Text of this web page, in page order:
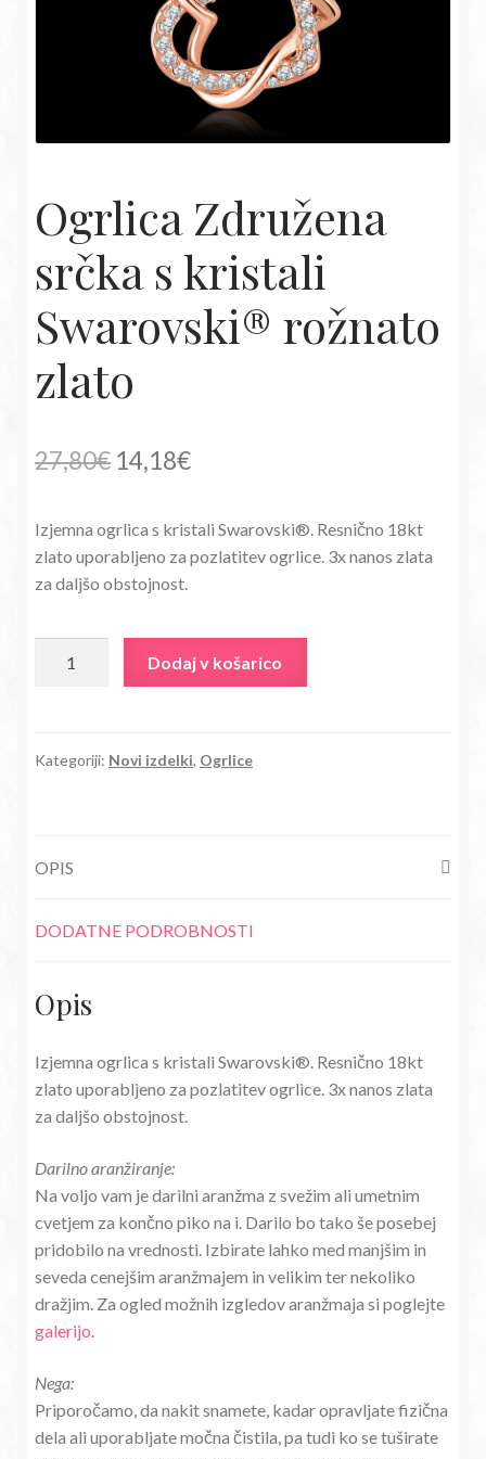
Ogrlica Združena
srčka s kristali
Swarovski® rožnato
zlato
27,80€ Izvirna
je
bila:
14,18€Trenutna
je:
14,18€.
Izjemna ogrlica s kristali Swarovski®. Resnično 18kt
zlato uporabljeno za pozlatitev ogrlice. 3x nanos zlata
za daljšo obstojnost.
kristali
količina
Dodaj v košarico
Kategoriji: Novi izdelki, Ogrlice
OPIS
DODATNE PODROBNOSTI
Opis
Izjemna ogrlica s kristali Swarovski®. Resnično 18kt
zlato uporabljeno za pozlatitev ogrlice. 3x nanos zlata
za daljšo obstojnost.
Darilno aranžiranje:
Na voljo vam je darilni aranžma z svežim ali umetnim
cvetjem za končno piko na i. Darilo bo tako še posebej
pridobilo na vrednosti. Izbirate lahko med manjšim in
seveda cenejšim aranžmajem in velikim ter nekoliko
dražjim. Za ogled možnih izgledov aranžmaja si poglejte
galerijo.
Nega:
Priporočamo, da nakit snamete, kadar opravljate fizična
dela ali uporabljate močna čistila, pa tudi ko se tuširate